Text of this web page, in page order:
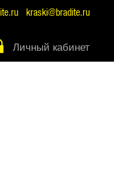
kraski@bradite.ru
Личный кабинет